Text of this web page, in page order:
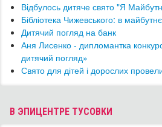
​Відбулось дитяче свято "Я
​Бібліотека Чижевського: в
Дитячий погляд на банк
Аня Лисенко - дипломантка
дитячий погляд»
Свято для дітей і дорослих
В ЭПИЦЕНТРЕ ТУСОВКИ